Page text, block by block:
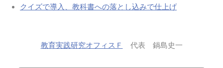
クイズで導入、教科書への落とし込みで仕上げ
教育実践研究オフィスＦ 代表 鍋島史一